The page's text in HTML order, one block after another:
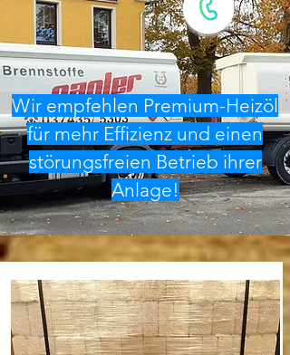
Wir empfehlen Premium-Heizöl
für mehr Effizienz und einen
störungsfreien Betrieb ihrer
Anlage!